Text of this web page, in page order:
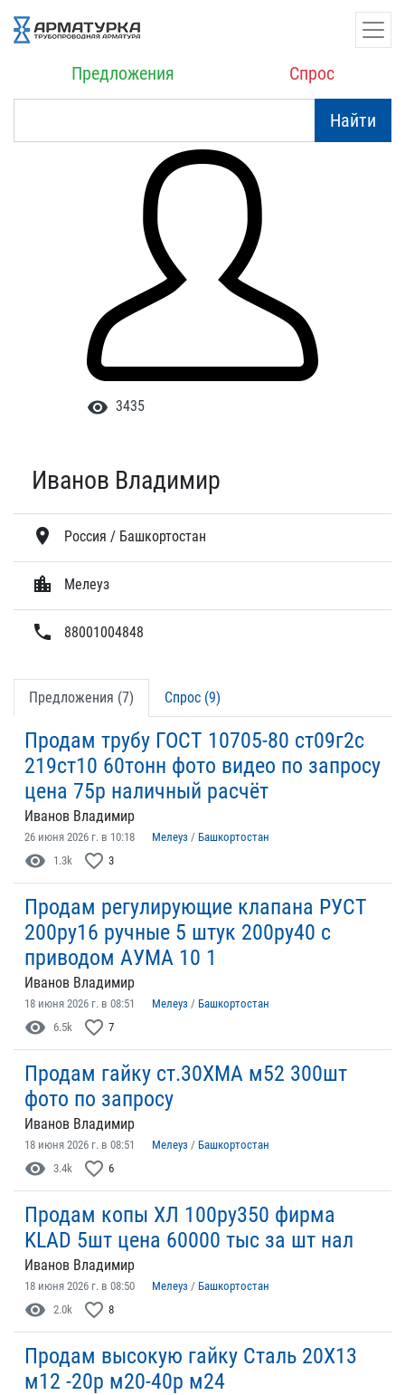
Предложения Спрос
Найти
visibility 3435
Иванов Владимир
location_on Россия / Башкортостан
location_city Мелеуз
phone 88001004848
Предложения (7) Спрос (9)
Продам трубу ГОСТ 10705-80 ст09г2с
219ст10 60тонн фото видео по запросу
цена 75р наличный расчёт
Иванов Владимир
26 июня 2026 г. в 10:18 Мелеуз / Башкортостан
visibility 1.3k favorite_border 3
Продам регулирующие клапана РУСТ
200ру16 ручные 5 штук 200ру40 с
приводом АУМА 10 1
Иванов Владимир
18 июня 2026 г. в 08:51 Мелеуз / Башкортостан
visibility 6.5k favorite_border 7
Продам гайку ст.30ХМА м52 300шт
фото по запросу
Иванов Владимир
18 июня 2026 г. в 08:51 Мелеуз / Башкортостан
visibility 3.4k favorite_border 6
Продам копы ХЛ 100ру350 фирма
KLAD 5шт цена 60000 тыс за шт нал
Иванов Владимир
18 июня 2026 г. в 08:50 Мелеуз / Башкортостан
visibility 2.0k favorite_border 8
Продам высокую гайку Сталь 20Х13
м12 -20р м20-40р м24